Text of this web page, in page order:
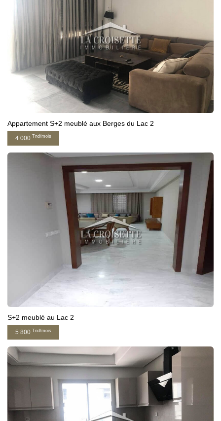
Appartement S+2 meublé aux Berges du Lac 2
4 000 Tnd/mois
S+2 meublé au Lac 2
5 800 Tnd/mois